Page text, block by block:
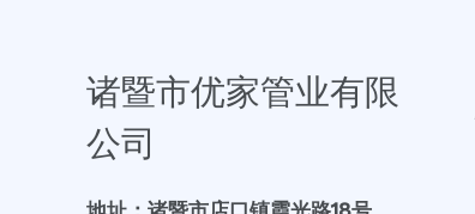
诸暨市优家管业有限
公司